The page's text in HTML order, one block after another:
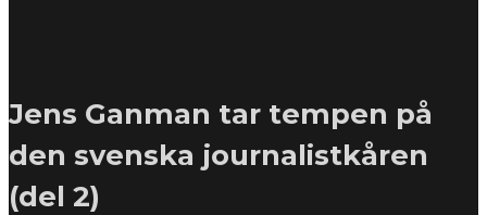
Jens Ganman tar tempen på
den svenska journalistkåren
(del 2)